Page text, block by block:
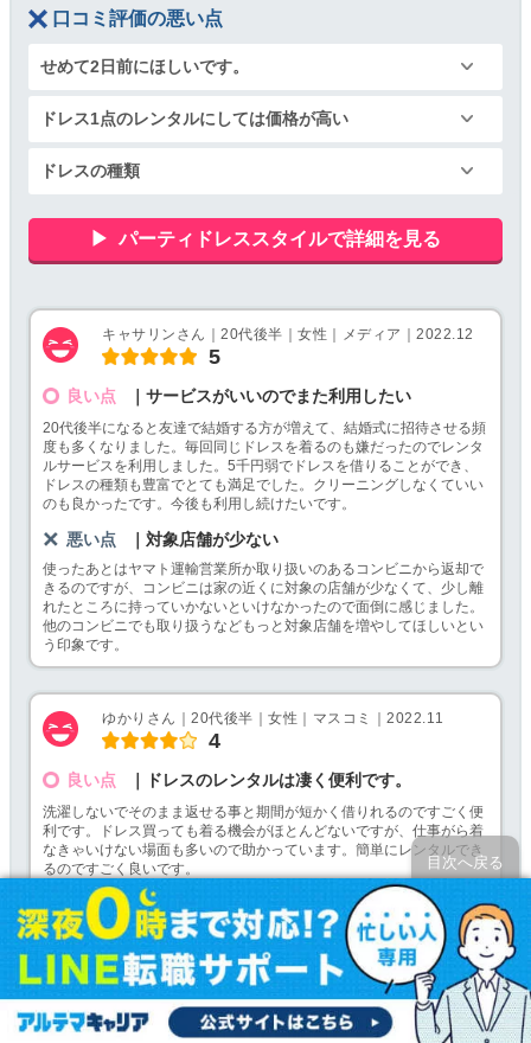
口コミ評価の悪い点
せめて2日前にほしいです。
ドレス1点のレンタルにしては価格が高い
ドレスの種類
パーティドレススタイルで詳細を見る
キャサリンさん｜20代後半｜女性｜メディア｜2022.12
5
良い点 ｜サービスがいいのでまた利用したい
20代後半になると友達で結婚する方が増えて、結婚式に招待させる頻
度も多くなりました。毎回同じドレスを着るのも嫌だったのでレンタ
ルサービスを利用しました。5千円弱でドレスを借りることができ、
ドレスの種類も豊富でとても満足でした。クリーニングしなくていい
のも良かったです。今後も利用し続けたいです。
悪い点 ｜対象店舗が少ない
使ったあとはヤマト運輸営業所か取り扱いのあるコンビニから返却で
きるのですが、コンビニは家の近くに対象の店舗が少なくて、少し離
れたところに持っていかないといけなかったので面倒に感じました。
他のコンビニでも取り扱うなどもっと対象店舗を増やしてほしいとい
う印象です。
ゆかりさん｜20代後半｜女性｜マスコミ｜2022.11
4
良い点 ｜ドレスのレンタルは凄く便利です。
洗濯しないでそのまま返せる事と期間が短かく借りれるのですごく便
利です。ドレス買っても着る機会がほとんどないですが、仕事がら着
なきゃいけない場面も多いので助かっています。簡単にレンタルでき
るのですごく良いです。
悪い点 ｜サイトでみた時の色と実際が違う事がある
デザインは豊富でサイズも色も選び放題ですが、時には色とイメージ
が違う事があります。特に暗めの色のデザインなんですが、思ってい
た色より明るかったりする事があります。特に紺と黒はイメージが違
う事があります。明るい色は比較的誤差がない気がしています。
目次へ戻る